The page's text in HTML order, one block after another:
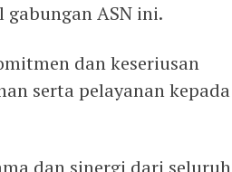
ASN ini.
dan keseriusan
serta pelayanan kepada
dan sinergi dari seluruh